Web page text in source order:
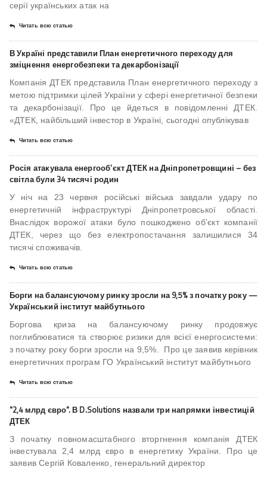
серії українських атак на
Читать всю статью
В Україні представили План енергетичного переходу для
зміцнення енергобезпеки та декарбонізації
Компанія ДТЕК представила План енергетичного переходу з
метою підтримки цілей України у сфері енергетичної безпеки
та декарбонізації. Про це йдеться в повідомленні ДТЕК.
«ДТЕК, найбільший інвестор в Україні, сьогодні опублікував
Читать всю статью
Росія атакувала енергооб’єкт ДТЕК на Дніпропетровщині – без
світла були 34 тисячі родин
У ніч на 23 червня російські війська завдали удару по
енергетичній інфраструктурі Дніпропетровської області.
Внаслідок ворожої атаки було пошкоджено об’єкт компанії
ДТЕК, через що без електропостачання залишилися 34
тисячі споживачів.
Читать всю статью
Борги на балансуючому ринку зросли на 9,5% з початку року —
Український інститут майбутнього
Боргова криза на балансуючому ринку продовжує
поглиблюватися та створює ризики для всієї енергосистеми:
з початку року борги зросли на 9,5%. Про це заявив керівник
енергетичних програм ГО Український інститут майбутнього
Читать всю статью
"2,4 млрд євро". В D.Solutions назвали три напрямки інвестицій
ДТЕК
З початку повномасштабного вторгнення компанія ДТЕК
інвестувала 2,4 млрд євро в енергетику України. Про це
заявив Сергій Коваленко, генеральний директор